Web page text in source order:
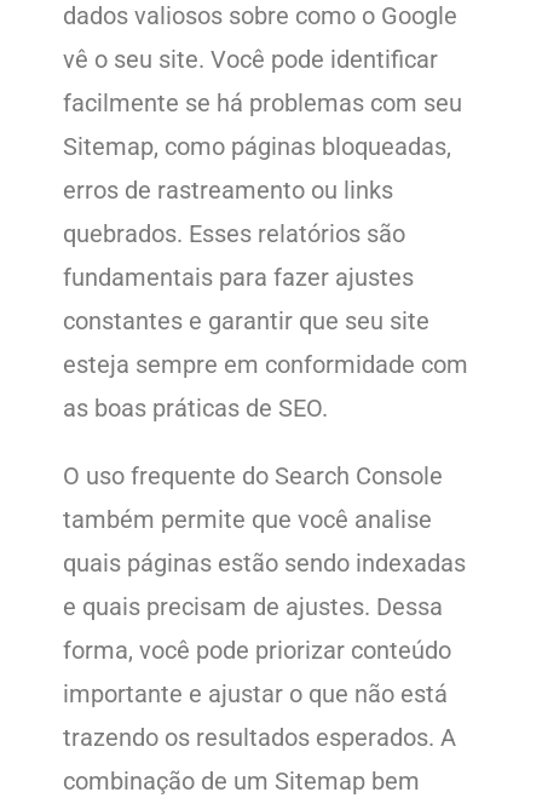
dados valiosos sobre como o Google
vê o seu site. Você pode identificar
facilmente se há problemas com seu
Sitemap, como páginas bloqueadas,
erros de rastreamento ou links
quebrados. Esses relatórios são
fundamentais para fazer ajustes
constantes e garantir que seu site
esteja sempre em conformidade com
as boas práticas de SEO.
O uso frequente do Search Console
também permite que você analise
quais páginas estão sendo indexadas
e quais precisam de ajustes. Dessa
forma, você pode priorizar conteúdo
importante e ajustar o que não está
trazendo os resultados esperados. A
combinação de um Sitemap bem